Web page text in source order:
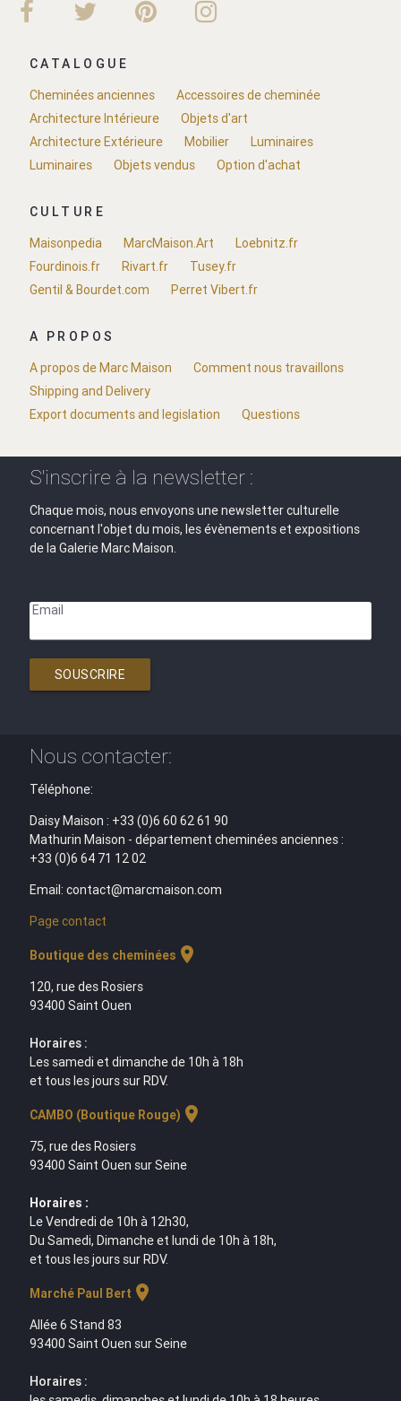
CATALOGUE
Cheminées anciennes
Accessoires de cheminée
Architecture Intérieure
Objets d'art
Architecture Extérieure
Mobilier
Luminaires
Luminaires
Objets vendus Option d'achat
CULTURE
Maisonpedia
MarcMaison.Art
Loebnitz.fr
Fourdinois.fr
Rivart.fr
Tusey.fr
Gentil & Bourdet.com
Perret Vibert.fr
A PROPOS
A propos de Marc Maison
Comment nous travaillons
Shipping and Delivery
Export documents and legislation
Questions
S'inscrire à la newsletter :
Chaque mois, nous envoyons une newsletter culturelle
concernant l'objet du mois, les évènements et expositions
de la Galerie Marc Maison.
Email
SOUSCRIRE
Nous contacter:
Téléphone:
Daisy Maison : +33 (0)6 60 62 61 90
Mathurin Maison - département cheminées anciennes :
+33 (0)6 64 71 12 02
Email: contact@marcmaison.com
Page contact
Boutique des cheminées location_on
120, rue des Rosiers
93400 Saint Ouen
Horaires :
Les samedi et dimanche de 10h à 18h
et tous les jours sur RDV.
CAMBO (Boutique Rouge) location_on
75, rue des Rosiers
93400 Saint Ouen sur Seine
Horaires :
Le Vendredi de 10h à 12h30,
Du Samedi, Dimanche et lundi de 10h à 18h,
et tous les jours sur RDV.
Marché Paul Bert location_on
Allée 6 Stand 83
93400 Saint Ouen sur Seine
Horaires :